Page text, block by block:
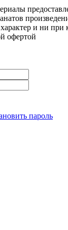
и ни при
офертой
пароль